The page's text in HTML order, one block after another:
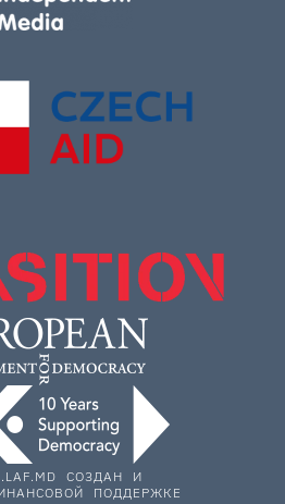
СОЗДАН И
ПОДДЕРЖКЕ